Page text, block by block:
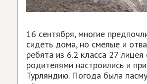
16 сентября, многие
сидеть дома, но смелые и
ребята из 6.2 класса 27 лицея
родителями настроились и
Турляндию. Погода была